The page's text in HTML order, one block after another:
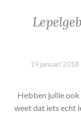
19 januari 2018
Hebben jullie ook
weet dat iets echt